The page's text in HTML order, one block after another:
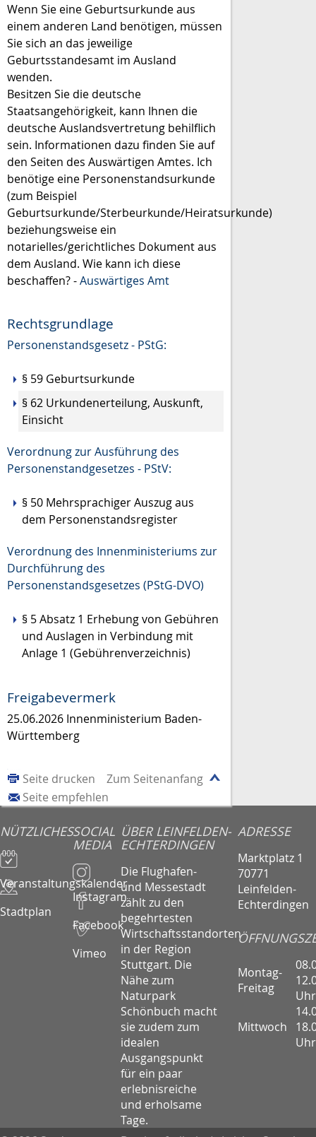
Wenn Sie eine Geburtsurkunde aus
einem anderen Land benötigen, müssen
Sie sich an das jeweilige
Geburtsstandesamt im Ausland
wenden.
Besitzen Sie die deutsche
Staatsangehörigkeit, kann Ihnen die
deutsche Auslandsvertretung behilflich
sein. Informationen dazu finden Sie auf
den Seiten des Auswärtigen Amtes. Ich
benötige eine Personenstandsurkunde
(zum Beispiel
Geburtsurkunde/Sterbeurkunde/Heiratsurkunde)
beziehungsweise ein
notarielles/gerichtliches Dokument aus
dem Ausland. Wie kann ich diese
beschaffen? -Auswärtiges Amt
Rechtsgrundlage
Personenstandsgesetz - PStG:
§ 59 Geburtsurkunde
§ 62 Urkundenerteilung, Auskunft,
Einsicht
Verordnung zur Ausführung des
Personenstandgesetzes - PStV:
§ 50 Mehrsprachiger Auszug aus
dem Personenstandsregister
Verordnung des Innenministeriums zur
Durchführung des
Personenstandsgesetzes (PStG-DVO)
§ 5 Absatz 1 Erhebung von Gebühren
und Auslagen in Verbindung mit
Anlage 1 (Gebührenverzeichnis)
Freigabevermerk
25.06.2026 Innenministerium Baden-
Württemberg
Zum Seitenanfang
Seite drucken
Seite empfehlen
NÜTZLICHES
Veranstaltungskalender
Stadtplan
SOCIAL
MEDIA
Instagram
Facebook
Vimeo
ÜBER LEINFELDEN-
ECHTERDINGEN
Die Flughafen-
und Messestadt
zählt zu den
begehrtesten
Wirtschaftsstandorten
in der Region
Stuttgart. Die
Nähe zum
Naturpark
Schönbuch macht
sie zudem zum
idealen
Ausgangspunkt
für ein paar
erlebnisreiche
und erholsame
Tage.
ADRESSE
Marktplatz 1
70771
Leinfelden-
Echterdingen
Montag-
Freitag
Uhr
Mittwoch
Uhr